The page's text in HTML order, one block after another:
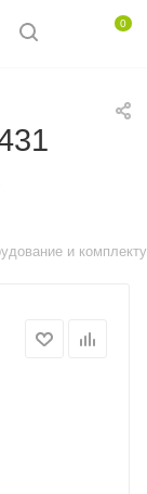
0
и